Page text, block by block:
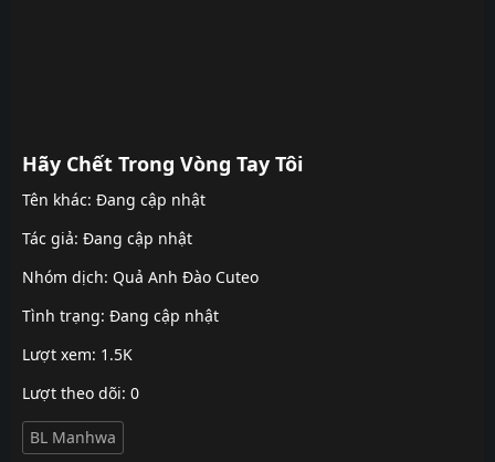
Hãy Chết Trong Vòng Tay Tôi
Tên khác: Đang cập nhật
Tác giả: Đang cập nhật
Nhóm dịch: Quả Anh Đào Cuteo
Tình trạng: Đang cập nhật
Lượt xem: 1.5K
Lượt theo dõi: 0
BL Manhwa